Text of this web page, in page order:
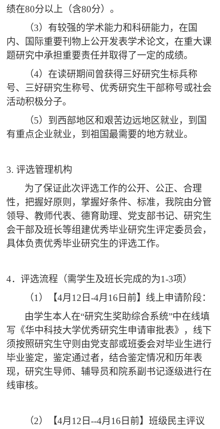
绩在80分以上（含80分）。
（3）有较强的学术能力和科研能力，在国
内、国际重要刊物上公开发表学术论文，在重大课
题研究中承担重要责任并取得了一定的成绩。
（4）在读研期间曾获得三好研究生标兵称
号、三好研究生称号、优秀研究生干部称号或社会
活动积极分子。
（5）到西部地区和艰苦边远地区就业，到国
有重点企业就业，到祖国最需要的地方就业。
3. 评选管理机构
为了保证此次评选工作的公开、公正、合理
性，把握好原则，掌握好条件、标准，我院由分管
领导、教师代表、德育助理、党支部书记、研究生
会干部及班长等组建优秀毕业研究生评定委员会，
具体负责优秀毕业研究生的评选工作。
4．评选流程（需学生及班长完成的为1-3项）
（1）【4月 12 日-4月16日前】线上申请阶段：
由学生本人在“研究生奖助综合系统”中在线填
写《华中科技大学优秀研究生申请审批表》
，线下
须按照研究生守则由党支部或班委会对毕业生进行
毕业鉴定，鉴定通过者，结合鉴定情况和历年表
现，研究生导师、辅导员和院系副书记逐级进行在
线审核。
（2）【4月12 日--4月16日前】班级民主评议